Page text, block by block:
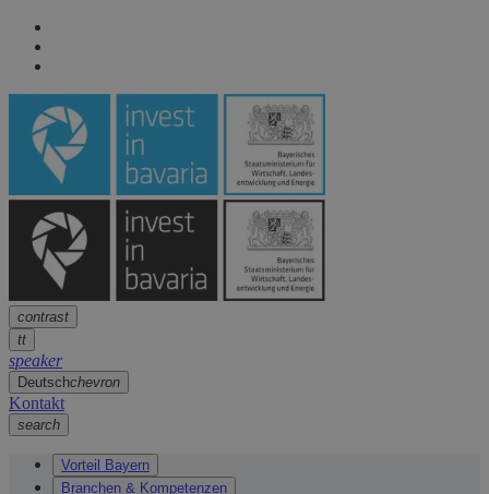
contrast
tt
speaker
Deutschchevron
Kontakt
search
Vorteil Bayern
Branchen & Kompetenzen